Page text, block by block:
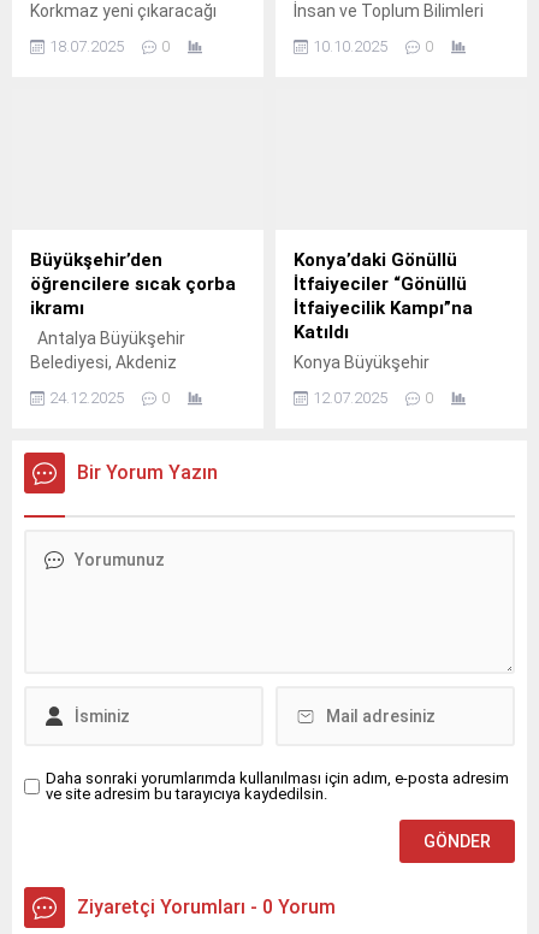
Korkmaz yeni çıkaracağı
Bodrum'da enerji depoladı.
18.07.2025 0
İnsan ve Toplum Bilimleri
çalışmalar yürüten Psikoloji
farkındalık düzeyleri
incelendi.
10.10.2025 0
Büyükşehir’den
öğrencilere sıcak çorba
ikramı
Antalya Büyükşehir
Belediyesi, Akdeniz
final sınavları haftasında
çorba ikramında bulunuyor.
24.12.2025 0
Konya’daki Gönüllü
İtfaiyeciler “Gönüllü
İtfaiyecilik Kampı”na
Katıldı
Konya Büyükşehir
bilinci, takım çalışması ve
12.07.2025 0
Bir Yorum Yazın
Daha sonraki yorumlarımda kullanılması için adım, e-posta adresim
ve site adresim bu tarayıcıya kaydedilsin.
Ziyaretçi Yorumları - 0 Yorum